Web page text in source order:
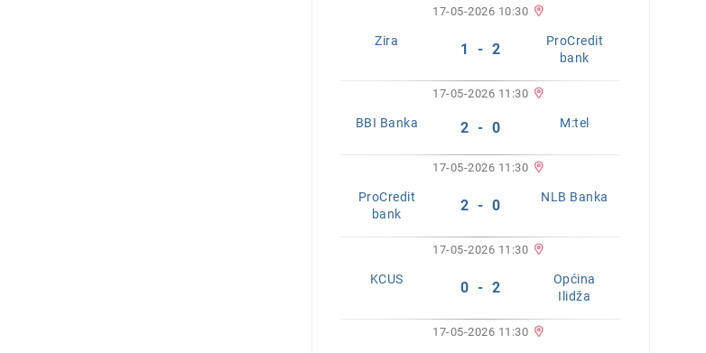
17-05-2026 10:30
Zira 1 - 2
ProCredit
bank
17-05-2026 11:30
BBI Banka 2 - 0 M:tel
17-05-2026 11:30
ProCredit
bank
2 - 0 NLB Banka
17-05-2026 11:30
KCUS 0 - 2
Općina
Ilidža
17-05-2026 11:30